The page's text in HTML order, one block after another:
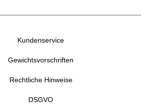
Kundenservice
Gewichtsvorschriften
Rechtliche Hinweise
DSGVO